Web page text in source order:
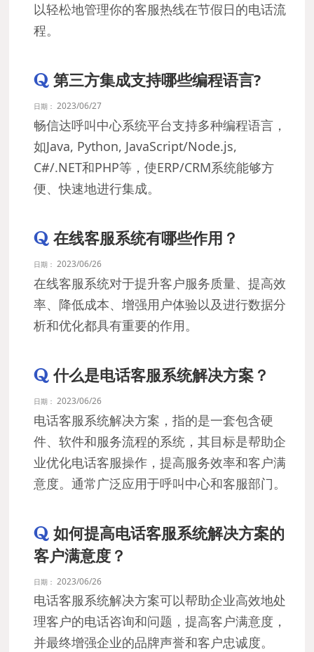
以轻松地管理你的客服热线在节假日的电话流
程。
第三方集成支持哪些编程语言?
日期：2023/06/27
畅信达呼叫中心系统平台支持多种编程语言，
如Java, Python, JavaScript/Node.js,
C#/.NET和PHP等，使ERP/CRM系统能够方
便、快速地进行集成。
在线客服系统有哪些作用？
日期：2023/06/26
在线客服系统对于提升客户服务质量、提高效
率、降低成本、增强用户体验以及进行数据分
析和优化都具有重要的作用。
什么是电话客服系统解决方案？
日期：2023/06/26
电话客服系统解决方案，指的是一套包含硬
件、软件和服务流程的系统，其目标是帮助企
业优化电话客服操作，提高服务效率和客户满
意度。通常广泛应用于呼叫中心和客服部门。
如何提高电话客服系统解决方案的
客户满意度？
日期： 2023/06/26
电话客服系统解决方案可以帮助企业高效地处
理客户的电话咨询和问题，提高客户满意度，
并最终增强企业的品牌声誉和客户忠诚度。